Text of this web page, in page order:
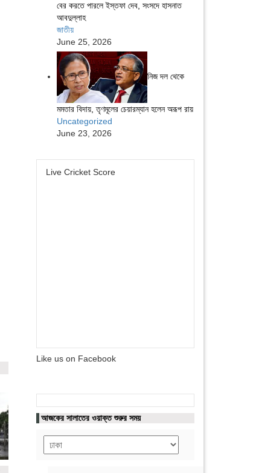
বের করতে পারলে ইস্তফা দেব, সংসদে হাসনাত
আবদুল্লাহ
জাতীয়
June 25, 2026
নিজ দল থেকে
মমতার বিদায়, তৃণমূলের চেয়ারম্যান হলেন অরূপ রায়
Uncategorized
June 23, 2026
Live Cricket Score
Like us on Facebook
আজকের সালাতের ওয়াক্ত শুরুর সময়